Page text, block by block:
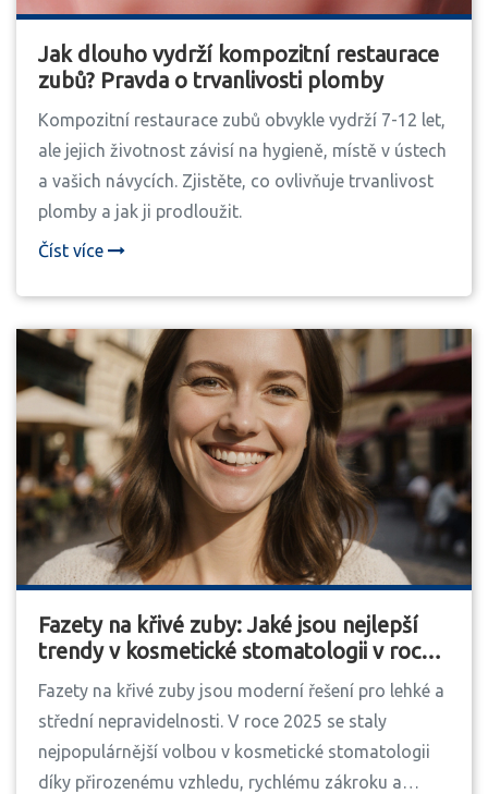
Jak dlouho vydrží kompozitní restaurace
zubů? Pravda o trvanlivosti plomby
Kompozitní restaurace zubů obvykle vydrží 7-12 let,
ale jejich životnost závisí na hygieně, místě v ústech
a vašich návycích. Zjistěte, co ovlivňuje trvanlivost
plomby a jak ji prodloužit.
Číst více
Fazety na křivé zuby: Jaké jsou nejlepší
trendy v kosmetické stomatologii v roce
Fazety na křivé zuby jsou moderní řešení pro lehké a
střední nepravidelnosti. V roce 2025 se staly
nejpopulárnější volbou v kosmetické stomatologii
díky přirozenému vzhledu, rychlému zákroku a